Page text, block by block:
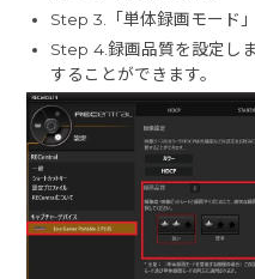
Step 3.「単体録画モード
Step 4.録画品質を設定し
することができます。